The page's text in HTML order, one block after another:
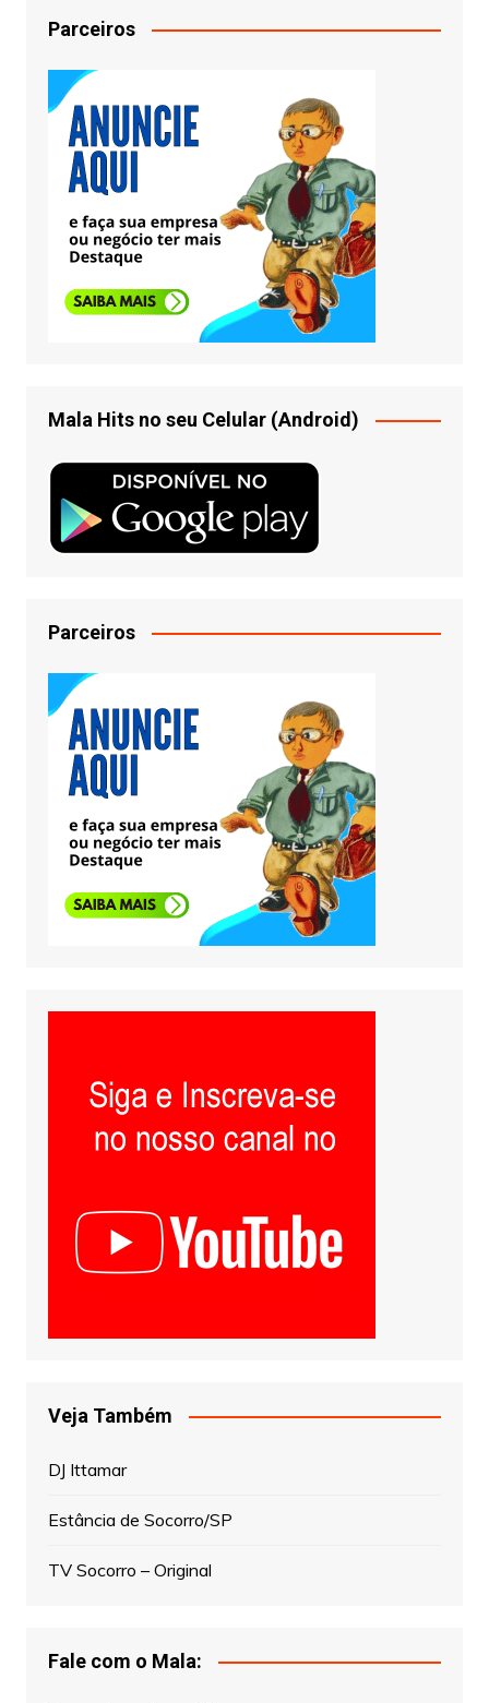
Parceiros
Mala Hits no seu Celular (Android)
Parceiros
Veja Também
DJ Ittamar
Estância de Socorro/SP
TV Socorro – Original
Fale com o Mala: